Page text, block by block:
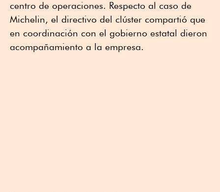
centro de operaciones. Respecto al caso de
Michelin, el directivo del clúster compartió que
en coordinación con el gobierno estatal dieron
acompañamiento a la empresa.